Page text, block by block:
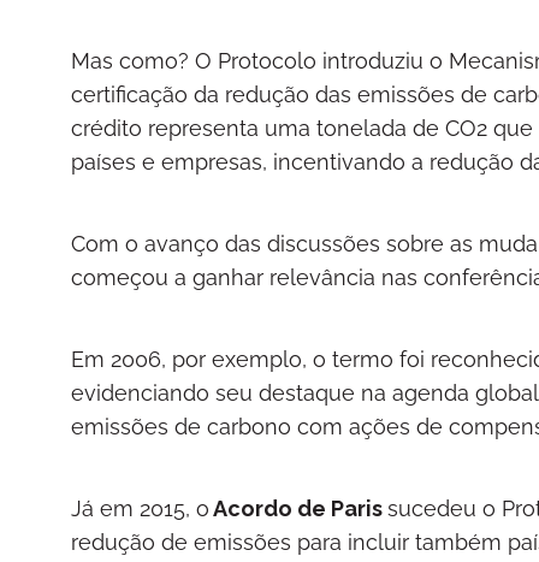
Mas como? O Protocolo introduziu o
certificação da redução das emissões de
crédito representa uma tonelada de CO2
países e empresas, incentivando a redução
Com o avanço das discussões sobre as
começou a ganhar relevância nas
Em 2006, por exemplo, o termo foi
evidenciando seu destaque na agenda
emissões de carbono com ações de
Já em 2015, oAcordo de Parissucedeu o
redução de emissões para incluir também